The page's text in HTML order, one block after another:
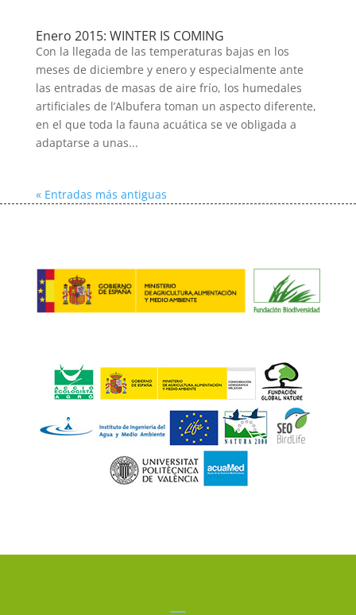
Enero 2015: WINTER IS COMING
Con la llegada de las temperaturas bajas en los
meses de diciembre y enero y especialmente ante
las entradas de masas de aire frío, los humedales
artificiales de l’Albufera toman un aspecto diferente,
en el que toda la fauna acuática se ve obligada a
adaptarse a unas...
« Entradas más antiguas